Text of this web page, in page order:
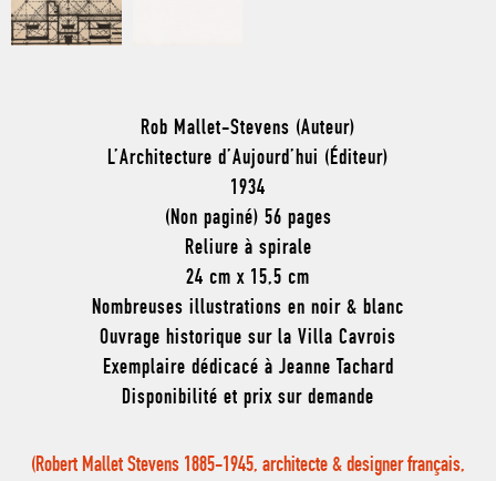
Rob Mallet-Stevens (Auteur)
L’Architecture d’Aujourd’hui (Éditeur)
1934
(Non paginé) 56 pages
Reliure à spirale
24 cm x 15,5 cm
Nombreuses illustrations en noir & blanc
Ouvrage historique sur la Villa Cavrois
Exemplaire dédicacé à Jeanne Tachard
Disponibilité et prix sur demande
(Robert Mallet Stevens 1885-1945, architecte & designer français,